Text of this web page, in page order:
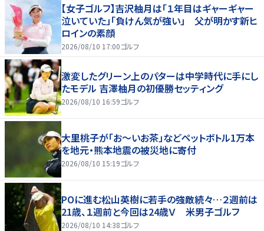
【女子ゴルフ】吉沢柚月は「１年目はギャーギャー
泣いていた」「負けん気が強い」 父が明かす新ヒ
ロインの素顔
2026/08/10 17:00ゴルフ
激変したグリーン上のパターは中学時代に手にし
たモデル 吉澤柚月の初優勝セッティング
2026/08/10 16:59ゴルフ
大里桃子が「お～いお茶」などペットボトル1万本
を地元・熊本地震の被災地に寄付
2026/08/10 15:19ゴルフ
POに進む松山英樹に若手の強敵続々…２週前は
21歳、１週前と今回は24歳Ｖ 米男子ゴルフ
2026/08/10 14:38ゴルフ